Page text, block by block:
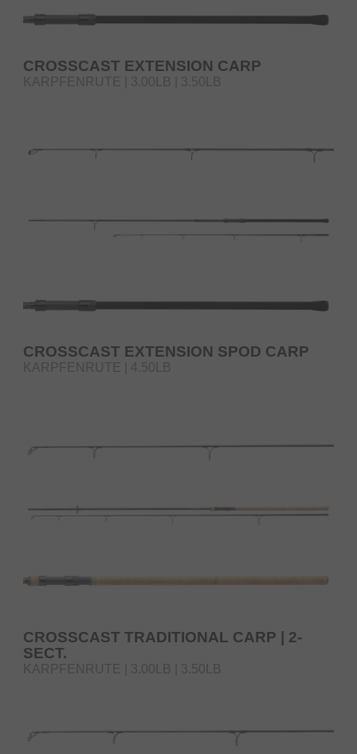
CROSSCAST EXTENSION CARP
KARPFENRUTE | 3.00LB | 3.50LB
CROSSCAST EXTENSION SPOD CARP
KARPFENRUTE | 4.50LB
CROSSCAST TRADITIONAL CARP | 2-
SECT.
KARPFENRUTE | 3.00LB | 3.50LB